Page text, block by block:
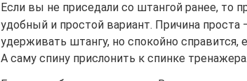
Если вы не приседали со штангой ранее, то
удобный и простой вариант. Причина проста
удерживать штангу, но спокойно справится,
А саму спину прислонить к спинке тренажера.